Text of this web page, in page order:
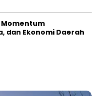
Momentum
dan Ekonomi Daerah